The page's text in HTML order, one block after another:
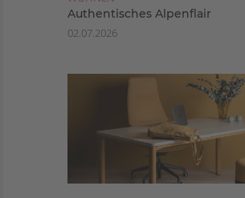
Authentisches Alpenflair
02.07.2026